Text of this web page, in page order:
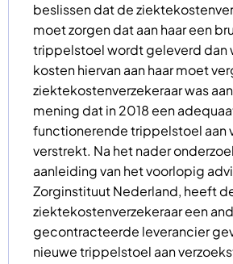
beslissen dat de
moet zorgen dat aan haar een
trippelstoel wordt geleverd dan
kosten hiervan aan haar moet
ziektekostenverzekeraar was
mening dat in 2018 een
functionerende trippelstoel aan
verstrekt. Na het nader
aanleiding van het voorlopig
Zorginstituut Nederland, heeft
ziektekostenverzekeraar een
gecontracteerde leverancier
nieuwe trippelstoel aan